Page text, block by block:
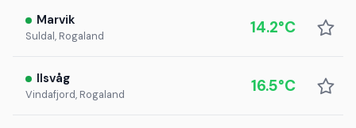
Marvik
Suldal, Rogaland 14.2°C
Ilsvåg
Vindafjord, Rogaland 16.5°C